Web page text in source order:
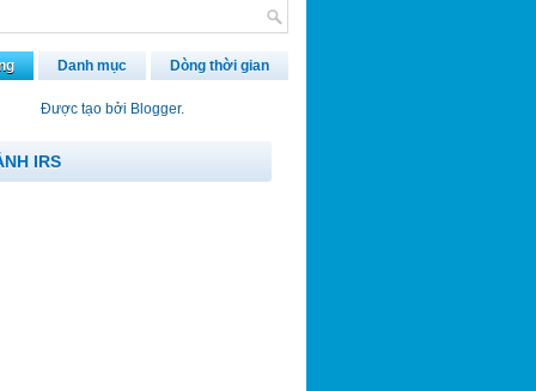
Danh mục Dòng thời gian
Được tạo bởi Blogger.
IRS